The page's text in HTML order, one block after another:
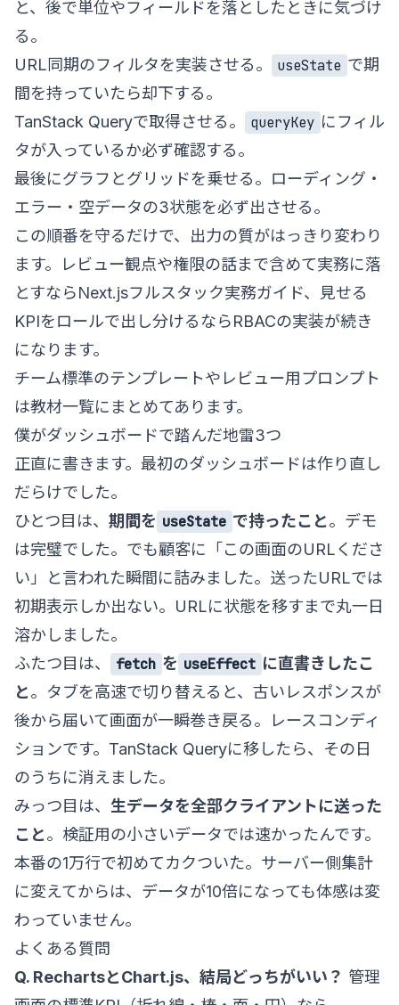
と、後で単位やフィールドを落としたときに気づけ
る。
URL同期のフィルタを実装させる。
useState で期
間を持っていたら却下する。
TanStack Queryで取得させる。
queryKey にフィル
タが入っているか必ず確認する。
最後にグラフとグリッドを乗せる。ローディング・
エラー・空データの3状態を必ず出させる。
この順番を守るだけで、出力の質がはっきり変わり
ます。レビュー観点や権限の話まで含めて実務に落
とすならNext.jsフルスタック実務ガイド、見せる
KPIをロールで出し分けるならRBACの実装が続き
になります。
チーム標準のテンプレートやレビュー用プロンプト
は教材一覧にまとめてあります。
僕がダッシュボードで踏んだ地雷3つ
正直に書きます。最初のダッシュボードは作り直し
だらけでした。
ひとつ目は、 期間を useState で持ったこと。デモ
は完璧でした。でも顧客に「この画面のURLくださ
い」と言われた瞬間に詰みました。送ったURLでは
初期表示しか出ない。URLに状態を移すまで丸一日
溶かしました。
ふたつ目は、
fetch を useEffect に直書きしたこ
と。タブを高速で切り替えると、古いレスポンスが
後から届いて画面が一瞬巻き戻る。レースコンディ
ションです。TanStack Queryに移したら、その日
のうちに消えました。
みっつ目は、 生データを全部クライアントに送った
こと。検証用の小さいデータでは速かったんです。
本番の1万行で初めてカクついた。サーバー側集計
に変えてからは、データが10倍になっても体感は変
わっていません。
よくある質問
Q. RechartsとChart.js、結局どっちがいい？ 管理